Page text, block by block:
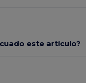
este artículo?